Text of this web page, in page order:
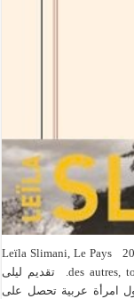
أجرته معه تران هوي لمجلة مدام فيغارو – 27 يناير 2025 Leïla Slimani, Le Pays
des autres, tome 3, J’emporterai le feu, Gallimard, 2025, 432 p. تقديم ليلى
امرأة عربية تحصل على